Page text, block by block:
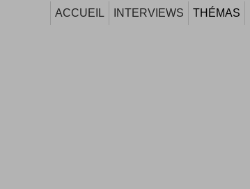
ACCUEIL INTERVIEWS THÉMAS